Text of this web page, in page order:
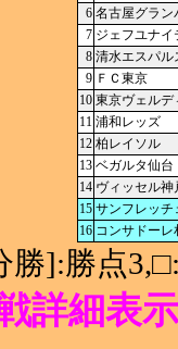
6 名古屋グラン
7 ジェフユナイ
8 清水エスパル
9 ＦＣ東京
10 東京ヴェルデ
11 浦和レッズ
12 柏レイソル
13 ベガルタ仙台
14 ヴィッセル神
15 サンフレッチ
16 コンサドーレ
勝]:勝点
詳細表示